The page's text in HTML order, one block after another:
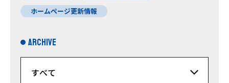
ホームページ更新情報
ARCHIVE